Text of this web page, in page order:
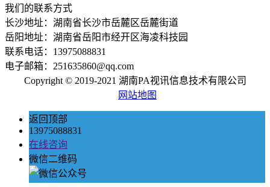
我们的联系方式
长沙地址：湖南省长沙市岳麓区岳麓街道
岳阳地址：湖南省岳阳市经开区海凌科技园
联系电话：13975088831
电子邮箱：251635860@qq.com
Copyright © 2019-2021 湖南PA视讯信息技术有限公司
网站地图
返回顶部
13975088831
在线咨询
微信二维码